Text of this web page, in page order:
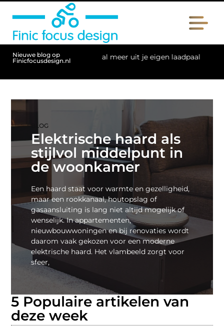
Nieuwe blog op
Finicfocusdesign.nl
haal meer uit je eigen laadpaal Fysio Haarlem:
BLOG
Elektrische haard als
stijlvol middelpunt in
de woonkamer
Een haard staat voor warmte en gezelligheid,
maar een rookkanaal, houtopslag of
gasaansluiting is lang niet altijd mogelijk of
wenselijk. In appartementen,
nieuwbouwwoningen en bij renovaties wordt
daarom vaak gekozen voor een moderne
elektrische haard. Het vlambeeld zorgt voor
sfeer,
5 Populaire artikelen van
deze week